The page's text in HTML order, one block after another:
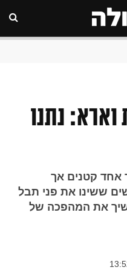
נתנו
אחד קטנים אך
ששינו את פני תבל
את המהפכה של